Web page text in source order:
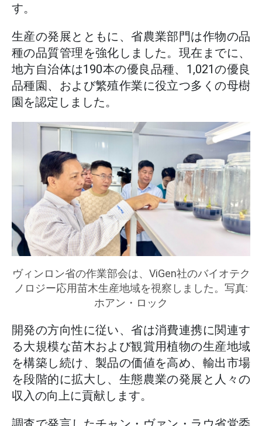
す。
生産の発展とともに、省農業部門は作物の品
種の品質管理を強化しました。現在までに、
地方自治体は190本の優良品種、1,021の優良
品種園、および繁殖作業に役立つ多くの母樹
園を認定しました。
ヴィンロン省の作業部会は、ViGen社のバイオテク
ノロジー応用苗木生産地域を視察しました。写真:
ホアン・ロック
開発の方向性に従い、省は消費連携に関連す
る大規模な苗木および観賞用植物の生産地域
を構築し続け、製品の価値を高め、輸出市場
を段階的に拡大し、生態農業の発展と人々の
収入の向上に貢献します。